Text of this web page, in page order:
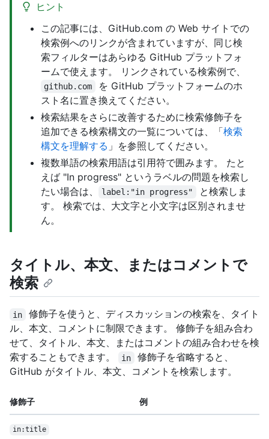
ヒント
この記事には、GitHub.com の Web サイトでの
検索例へのリンクが含まれていますが、同じ検
索フィルターはあらゆる GitHub プラットフォ
ームで使えます。 リンクされている検索例で、
github.com
を GitHub プラットフォームのホ
スト名に置き換えてください。
検索結果をさらに改善するために検索修飾子を
追加できる検索構文の一覧については、「検索
構文を理解する 」を参照してください。
複数単語の検索用語は引用符で囲みます。 たと
えば "In progress" というラベルの問題を検索し
たい場合は、
label:"in progress"
と検索しま
す。 検索では、大文字と小文字は区別されませ
ん。
タイトル、本文、またはコメントで
検索
in
修飾子を使うと、ディスカッションの検索を、タイト
ル、本文、コメントに制限できます。 修飾子を組み合わ
せて、タイトル、本文、またはコメントの組み合わせを検
索することもできます。
in
修飾子を省略すると、
GitHub がタイトル、本文、コメントを検索します。
修飾子 例
in:title